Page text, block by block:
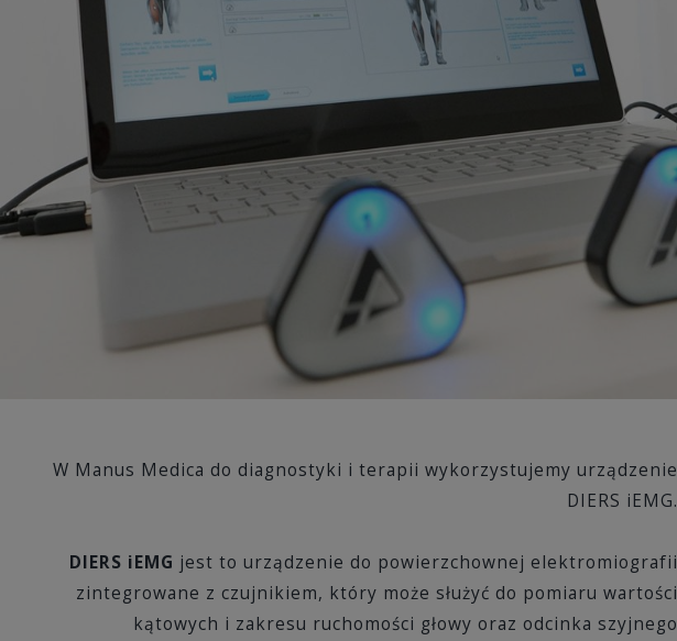
W Manus Medica do diagnostyki i terapii wykorzystujemy urządzenie
DIERS iEMG.
DIERS iEMG jest to urządzenie do powierzchownej elektromiografii
zintegrowane z czujnikiem, który może służyć do pomiaru wartości
kątowych i zakresu ruchomości głowy oraz odcinka szyjnego